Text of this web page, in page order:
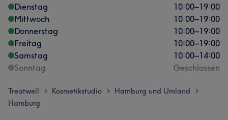
Dienstag
10:00–19:00
Mittwoch
10:00–19:00
Donnerstag
10:00–19:00
Freitag
10:00–19:00
Samstag
10:00–14:00
Sonntag
Geschlossen
Treatwell > Kosmetikstudio > Hamburg und Umland >
Hamburg